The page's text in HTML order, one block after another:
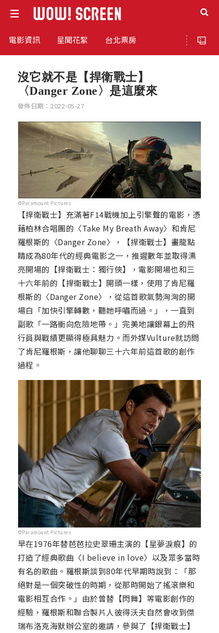
電影資訊 星聞花絮 台北票房
沒它就不是【捍衛戰士】
〈Danger Zone〉是這麼來
發佈日期：2022-05-27
©Paramount Pictures
【捍衛戰士】充滿著F14戰機加上引擎聲的電影，憑
藉柏林合唱團的〈Take My Breath Away〉和肯尼
羅根斯的〈Danger Zone〉，【捍衛戰士】畫龍點
睛成為80年代的經典電影之一，推遲數年並取得漂
亮開場的【捍衛戰士：獨行俠】，電影開場也和三
十六年前的【捍衛戰士】開頭一樣，使用了肯尼羅
根斯的〈Danger Zone〉，從這首歌氣勢洶洶的開
場白「加快引擎轉數，聽她呼嘯而過。」，一直到
副歌「一路衝向危險地帶。」完美地讓銀幕上的飛
行員與戰績更顯得極具魅力。而外媒Vulture就訪問
了肯尼羅根斯，讓他聊聊三十六年前這首歌的創作
過程。
©Paramount Pictures
早在1976年替芭芭拉史翠珊主演的【星夢淚痕】的
打造了經典歌曲〈I believe in love〉以及眾多當時
有名的歌曲。羅根斯談到80年代早期時說到：「那
絕對是一個突破性的時期，從那時開始了搖滾樂和
電影相互合作。」由於曾替【閃舞】等電影創作的
經驗，羅根斯和聯合製片人彼得沃夫自然會收到傑
瑞布洛克海默辦公室的邀請，參與了【捍衛戰士】